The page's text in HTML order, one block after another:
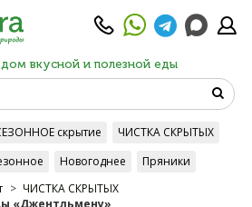
вкусной и полезной еды
скрытие
ЧИСТКА СКРЫТЫХ
Новогоднее
Пряники
ЧИСТКА СКРЫТЫХ